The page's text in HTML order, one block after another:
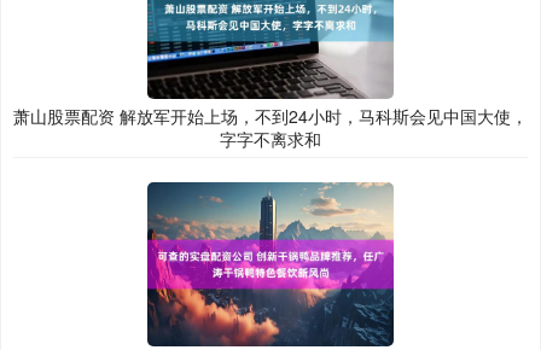
萧山股票配资 解放军开始上场，不到24小时，马科斯会见中国大使，
字字不离求和